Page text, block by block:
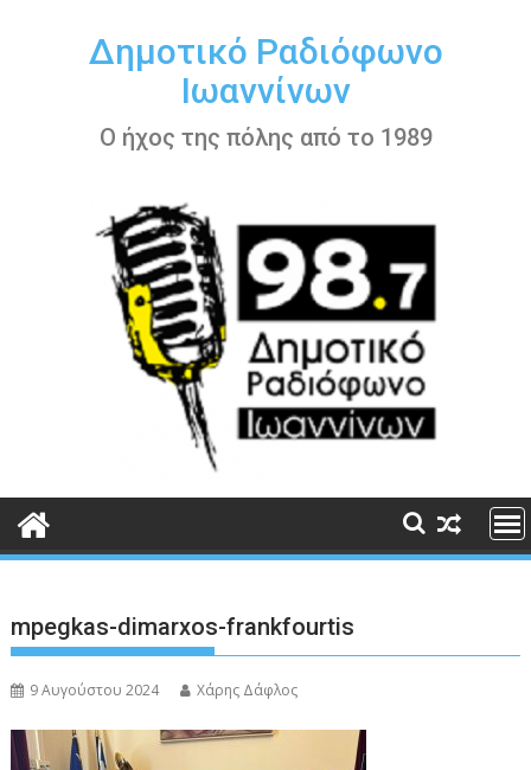
περιεχόμενοΔημοτικό Ραδιόφωνο
Ιωαννίνων
Ο ήχος της πόλης από το 1989
mpegkas-dimarxos-frankfourtis
9 Αυγούστου 2024 Χάρης Δάφλος